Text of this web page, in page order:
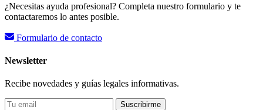
¿Necesitas ayuda profesional? Completa nuestro formulario y te
contactaremos lo antes posible.
Formulario de contacto
Newsletter
Recibe novedades y guías legales informativas.
Suscribirme